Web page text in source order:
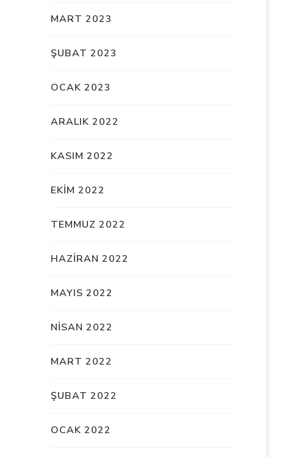
MART 2023
ŞUBAT 2023
OCAK 2023
ARALIK 2022
KASIM 2022
EKIM 2022
TEMMUZ 2022
HAZIRAN 2022
MAYIS 2022
NISAN 2022
MART 2022
ŞUBAT 2022
OCAK 2022